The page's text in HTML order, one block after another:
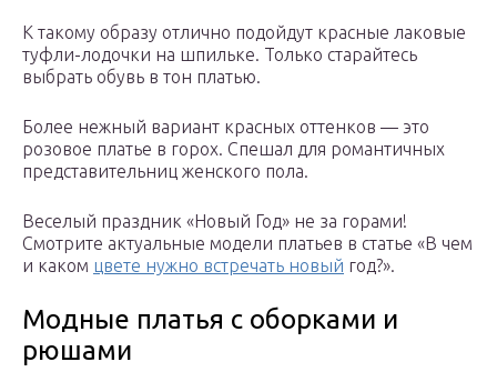
К такому образу отлично подойдут красные лаковые
туфли-лодочки на шпильке. Только старайтесь
выбрать обувь в тон платью.
Более нежный вариант красных оттенков — это
розовое платье в горох. Спешал для романтичных
представительниц женского пола.
Веселый праздник «Новый Год» не за горами!
Смотрите актуальные модели платьев в статье «В чем
и каком цвете нужно встречать новый год?».
Модные платья с оборками и
рюшами